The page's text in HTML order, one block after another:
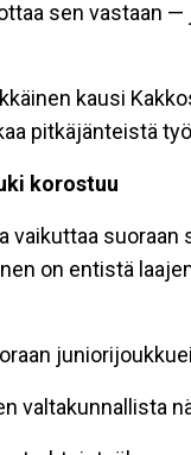
sen vastaan —
kausi
pitkäjänteistä
korostuu
vaikuttaa
on entistä
valtakunnallista